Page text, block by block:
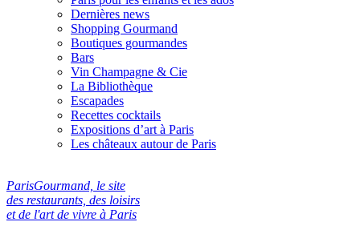
Dernières news
Shopping Gourmand
Boutiques gourmandes
Bars
Vin Champagne & Cie
La Bibliothèque
Escapades
Recettes cocktails
Expositions d’art à Paris
Les châteaux autour de Paris
ParisGourmand, le site
des restaurants, des loisirs
et de l'art de vivre à Paris